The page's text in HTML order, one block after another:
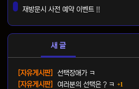
재방문시 사전 예약 이벤트 !!
새 글
[자유게시판]
선택장애가 ㅋ
[자유게시판] 여러분의 선택은 ? ㅋ 1